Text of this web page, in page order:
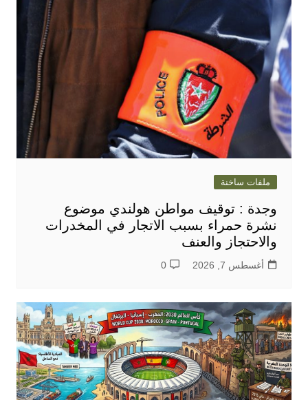
ملفات ساخنة
وجدة : توقيف مواطن هولندي موضوع
نشرة حمراء بسبب الاتجار في المخدرات
والاحتجاز والعنف
أغسطس 7, 2026 0